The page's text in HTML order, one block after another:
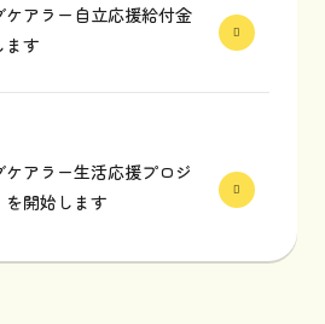
ケアラー自立応援給付金
ます
ケアラー生活応援プロジ
を開始します